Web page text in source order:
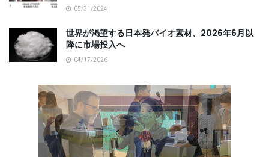
05/31/2024
世界が渇望する日本発バイオ素材、2026年6月以
降に市場投入へ
04/17/2026